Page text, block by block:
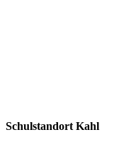
Schulstandort Kahl